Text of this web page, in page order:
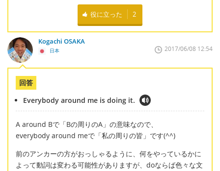
役に立った 2
Kogachi OSAKA
日本 2017/06/08 12:54
回答
Everybody around me is doing it.
A around Bで「Bの周りのA」の意味なので、
everybody around meで「私の周りの皆」です(^^)
前のアンカーの方がおっしゃるように、何をやっているかに
よって動詞は変わる可能性がありますが、doならば色々な文